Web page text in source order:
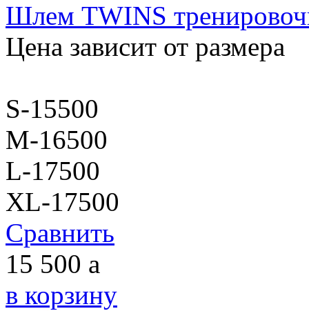
Шлем TWINS
Цена зависит от размера
S-15500
M-16500
L-17500
XL-17500
Сравнить
15 500 a
в корзину